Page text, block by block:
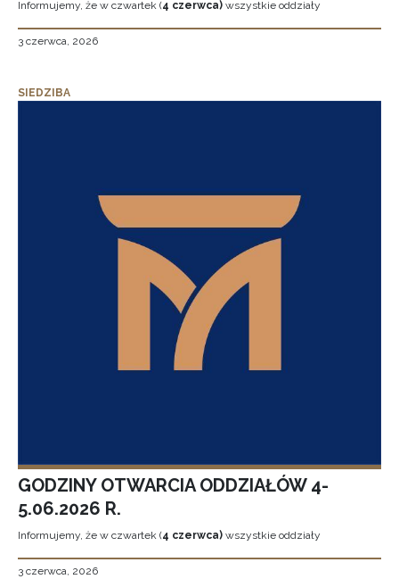
Informujemy, że w czwartek (4 czerwca) wszystkie oddziały
3 czerwca, 2026
SIEDZIBA
GODZINY OTWARCIA ODDZIAŁÓW 4-
5.06.2026 R.
Informujemy, że w czwartek (4 czerwca) wszystkie oddziały
3 czerwca, 2026